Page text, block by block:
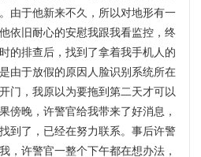
由于他新来不久，所以对地形有一
依旧耐心的安慰我跟我看监控，终
的排查后，找到了拿着我手机人的
由于放假的原因人脸识别系统所在
门，我原以为要拖到第二天才可以
傍晚，许警官给我带来了好消息，
到了，已经在努力联系。事后许警
，许警官一整个下午都在想办法，